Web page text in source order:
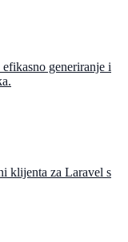
generiranje i
klijenta za Laravel s